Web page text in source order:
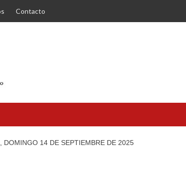
Contacto
DOMINGO 14 DE SEPTIEMBRE DE 2025